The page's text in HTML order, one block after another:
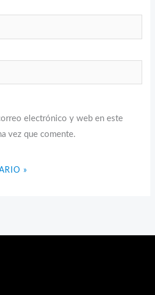
electrónico y web en este
vez que comente.